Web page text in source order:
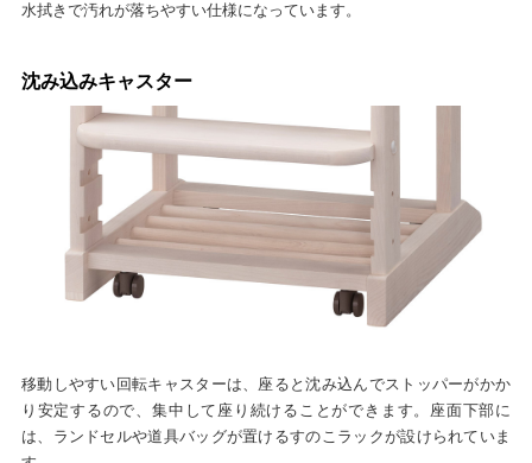
水拭きで汚れが落ちやすい仕様になっています。
沈み込みキャスター
移動しやすい回転キャスターは、座ると沈み込んでストッパーがかか
り安定するので、集中して座り続けることができます。座面下部に
は、ランドセルや道具バッグが置けるすのこラックが設けられていま